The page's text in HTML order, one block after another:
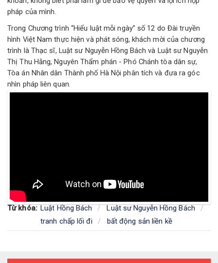
pháp của mình.
Trong Chương trình “Hiểu luật mỗi ngày” số 12 do Đài truyền
hình Việt Nam thực hiện và phát sóng, khách mời của chương
trình là Thạc sĩ, Luật sư Nguyễn Hồng Bách và Luật sư Nguyễn
Thị Thu Hằng, Nguyên Thẩm phán - Phó Chánh tòa dân sự,
Tòa án Nhân dân Thành phố Hà Nội phân tích và đưa ra góc
nhìn pháp liên quan.
Từ khóa: Luật Hồng Bách
Luật sư Nguyễn Hồng Bách
tranh chấp lối đi
bất động sản liền kề